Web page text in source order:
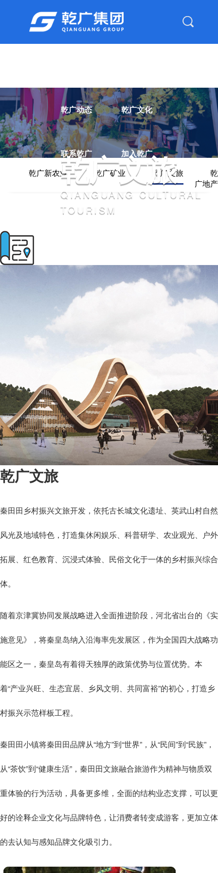
乾广动态 乾广文化
联系乾广 加入乾广
社会责任
乾广文旅
QIANGUANG CULTURAL
TOURISM
乾广新农业 乾广矿业 乾广文旅
乾
广地产
乾广文旅
秦田田乡村振兴文旅开发，依托古长城文化遗址、英武山村自然
风光及地域特色，打造集休闲娱乐、科普研学、农业观光、户外
拓展、红色教育、沉浸式体验、民俗文化于一体的乡村振兴综合
体。
随着京津冀协同发展战略进入全面推进阶段，河北省出台的《实
施意见》，将秦皇岛纳入沿海率先发展区，作为全国四大战略功
能区之一，秦皇岛有着得天独厚的政策优势与位置优势。本
着“产业兴旺、生态宜居、乡风文明、共同富裕”的初心，打造乡
村振兴示范样板工程。
秦田田小镇将秦田田品牌从“地方”到“世界”，从“民间”到“民族”，
从“茶饮”到“健康生活”，秦田田文旅融合旅游作为精神与物质双
重体验的行为活动，具备更多维，全面的结构业态支撑，可以更
好的诠释企业文化与品牌特色，让消费者转变成游客，更加立体
的去认知与感知品牌文化吸引力。